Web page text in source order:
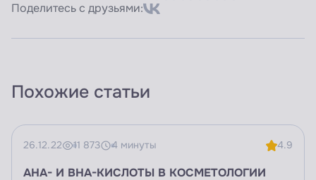
Поделитесь с друзьями:
Похожие статьи
26.12.22 11 873 4 минуты 4.9
AHA- И BHA-КИСЛОТЫ В КОСМЕТОЛОГИИ